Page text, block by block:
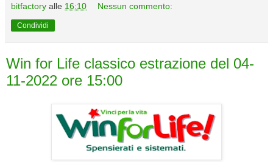
bitfactory alle 16:10 Nessun commento:
Condividi
Win for Life classico estrazione del 04-
11-2022 ore 15:00